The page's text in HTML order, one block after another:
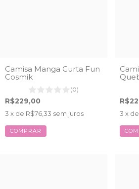
Camisa Manga Curta Fun
Cosmik
(0)
R$229,00
3 x de R$76,33 sem juros
COMPRAR
3 x de